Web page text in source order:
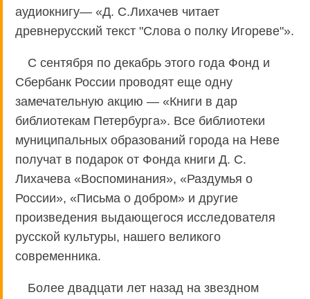
аудиокнигу— «Д. С.Лихачев читает
древнерусский текст "Слова о полку Игореве"».
С сентября по декабрь этого года Фонд и
Сбербанк России проводят еще одну
замечательную акцию — «Книги в дар
библиотекам Петербурга». Все библиотеки
муниципальных образований города на Неве
получат в подарок от Фонда книги Д. С.
Лихачева «Воспоминания», «Раздумья о
России», «Письма о добром» и другие
произведения выдающегося исследователя
русской культуры, нашего великого
современника.
Более двадцати лет назад на звездном